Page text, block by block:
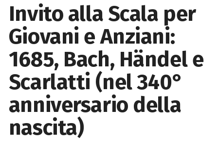
Invito alla Scala per
Giovani e Anziani:
1685, Bach, Händel e
Scarlatti (nel 340°
anniversario della
nascita)